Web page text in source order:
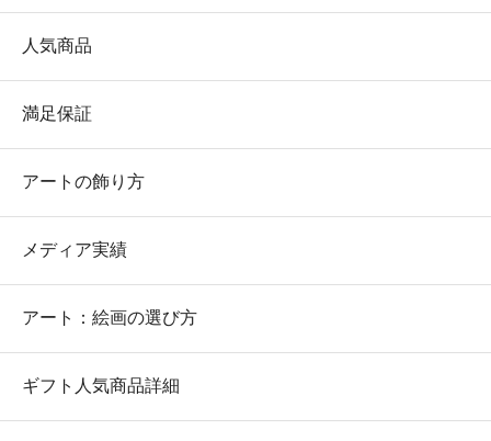
人気商品
満足保証
アートの飾り方
メディア実績
アート：絵画の選び方
ギフト人気商品詳細